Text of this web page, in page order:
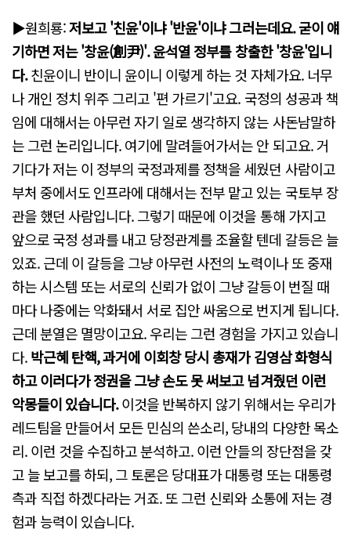
▶원희룡:저보고 '친윤'이냐 '반윤'이냐 그러는데요. 굳이 얘
기하면 저는 '창윤(創尹)'. 윤석열 정부를 창출한 '창윤'입니
다.친윤이니 반이니 윤이니 이렇게 하는 것 자체가요. 너무
나 개인 정치 위주 그리고 '편 가르기'고요. 국정의 성공과 책
임에 대해서는 아무런 자기 일로 생각하지 않는 사돈남말하
는 그런 논리입니다. 여기에 말려들어가서는 안 되고요. 거
기다가 저는 이 정부의 국정과제를 정책을 세웠던 사람이고
부처 중에서도 인프라에 대해서는 전부 맡고 있는 국토부 장
관을 했던 사람입니다. 그렇기 때문에 이것을 통해 가지고
앞으로 국정 성과를 내고 당정관계를 조율할 텐데 갈등은 늘
있죠. 근데 이 갈등을 그냥 아무런 사전의 노력이나 또 중재
하는 시스템 또는 서로의 신뢰가 없이 그냥 갈등이 번질 때
마다 나중에는 악화돼서 서로 집안 싸움으로 번지게 됩니다.
근데 분열은 멸망이고요. 우리는 그런 경험을 가지고 있습니
다.박근혜 탄핵, 과거에 이회창 당시 총재가 김영삼 화형식
하고 이러다가 정권을 그냥 손도 못 써보고 넘겨줬던 이런
악몽들이 있습니다.이것을 반복하지 않기 위해서는 우리가
레드팀을 만들어서 모든 민심의 쓴소리, 당내의 다양한 목소
리. 이런 것을 수집하고 분석하고. 이런 안들의 장단점을 갖
고 늘 보고를 하되, 그 토론은 당대표가 대통령 또는 대통령
측과 직접 하겠다라는 거죠. 또 그런 신뢰와 소통에 저는 경
험과 능력이 있습니다.